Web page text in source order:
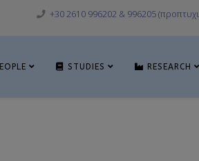
+30 2610 996202 & 996205
STUDIES RESEARCH